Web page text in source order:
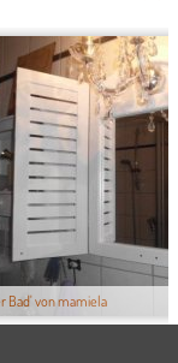
Bad' von mamiela